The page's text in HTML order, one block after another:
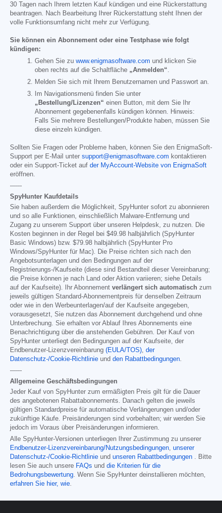
30 Tagen nach Ihrem letzten Kauf kündigen und eine Rückerstattung
beantragen. Nach Bearbeitung Ihrer Rückerstattung steht Ihnen der
volle Funktionsumfang nicht mehr zur Verfügung.
Sie können ein Abonnement oder eine Testphase wie folgt
kündigen:
Gehen Sie zu www.enigmasoftware.com und klicken Sie
oben rechts auf die Schaltfläche „Anmelden“
Melden Sie sich mit Ihrem Benutzernamen und Passwort an.
Im Navigationsmenü finden Sie unter
„Bestellung/Lizenzen“ einen Button, mit dem Sie Ihr
Abonnement gegebenenfalls kündigen können. Hinweis:
Falls Sie mehrere Bestellungen/Produkte haben, müssen Sie
diese einzeln kündigen.
Sollten Sie Fragen oder Probleme haben, können Sie den EnigmaSoft-
Support per E-Mail unter support@enigmasoftware.com kontaktieren
oder ein Support-Ticket auf der MyAccount-Website von EnigmaSoft
eröffnen.
------
SpyHunter Kaufdetails
Sie haben außerdem die Möglichkeit, SpyHunter sofort zu abonnieren
und so alle Funktionen, einschließlich Malware-Entfernung und
Zugang zu unserem Support über unseren Helpdesk, zu nutzen. Die
Kosten beginnen in der Regel bei $49.98 halbjährlich (SpyHunter
Basic Windows) bzw. $79.98 halbjährlich (SpyHunter Pro
Windows/SpyHunter für Mac). Die Preise richten sich nach den
Angebotsunterlagen und den Bedingungen auf der
Registrierungs-/Kaufseite (diese sind Bestandteil dieser Vereinbarung;
die Preise können je nach Land oder Aktion variieren; siehe Details
auf der Kaufseite). Ihr Abonnement verlängert sich automatisch zum
jeweils gültigen Standard-Abonnementpreis für denselben Zeitraum
oder wie in den Werbeunterlagen/auf der Kaufseite angegeben,
vorausgesetzt, Sie nutzen das Abonnement durchgehend und ohne
Unterbrechung. Sie erhalten vor Ablauf Ihres Abonnements eine
Benachrichtigung über die anstehenden Gebühren. Der Kauf von
SpyHunter unterliegt den Bedingungen auf der Kaufseite, der
Endbenutzer-Lizenzvereinbarung (EULA/TOS), der
Datenschutz-/Cookie-Richtlinie und den Rabattbedingungen.
------
Allgemeine Geschäftsbedingungen
Jeder Kauf von SpyHunter zum ermäßigten Preis gilt für die Dauer
des angebotenen Rabattabonnements. Danach gelten die jeweils
gültigen Standardpreise für automatische Verlängerungen und/oder
zukünftige Käufe. Preisänderungen sind vorbehalten; wir werden Sie
jedoch im Voraus über Preisänderungen informieren.
Alle SpyHunter-Versionen unterliegen Ihrer Zustimmung zu unserer
Endbenutzer-Lizenzvereinbarung/Nutzungsbedingungen, unserer
Datenschutz-/Cookie-Richtlinie und unseren Rabattbedingungen . Bitte
lesen Sie auch unsere FAQs und die Kriterien für die
Bedrohungsbewertung. Wenn Sie SpyHunter deinstallieren möchten,
erfahren Sie hier, wie.